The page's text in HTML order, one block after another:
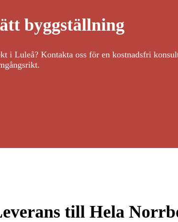
byggställning
i Luleå? Kontakta oss för en kostnadsfri
till Hela